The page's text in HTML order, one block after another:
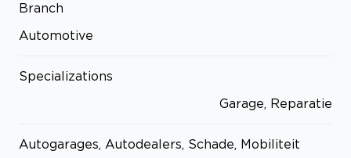
Branch
Automotive
Specializations
Garage, Reparatie
Autogarages, Autodealers, Schade, Mobiliteit